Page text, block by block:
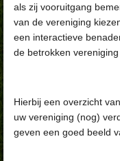
als zij vooruitgang
van de vereniging
een interactieve
de betrokken
Hierbij een overzicht
uw vereniging (nog)
geven een goed beeld